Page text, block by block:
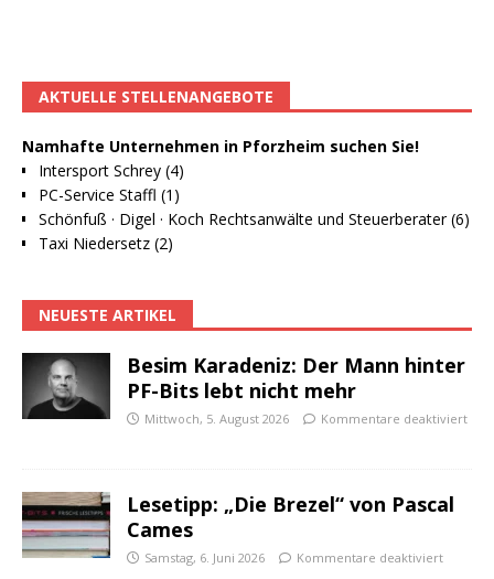
AKTUELLE STELLENANGEBOTE
Namhafte Unternehmen in Pforzheim suchen Sie!
Intersport Schrey (4)
PC-Service Staffl (1)
Schönfuß · Digel · Koch Rechtsanwälte und Steuerberater (6)
Taxi Niedersetz (2)
NEUESTE ARTIKEL
Besim Karadeniz: Der Mann hinter
PF-Bits lebt nicht mehr
Mittwoch, 5. August 2026 Kommentare deaktiviert
Lesetipp: „Die Brezel“ von Pascal
Cames
Samstag, 6. Juni 2026 Kommentare deaktiviert